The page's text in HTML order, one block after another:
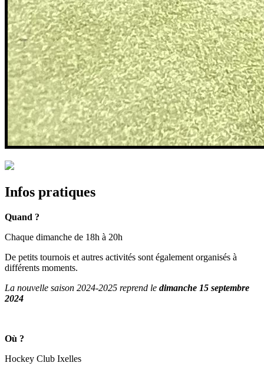
Infos pratiques
Quand ?
Chaque dimanche de 18h à 20h
De petits tournois et autres activités sont également organisés à
différents moments.
La nouvelle saison 2024-2025 reprend le dimanche 15 septembre
2024
Où ?
Hockey Club Ixelles